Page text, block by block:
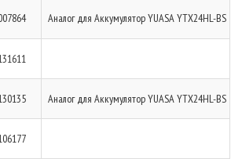
Аналог для Аккумулятор YUASA YTX24HL-BS
Аналог для Аккумулятор YUASA YTX24HL-BS